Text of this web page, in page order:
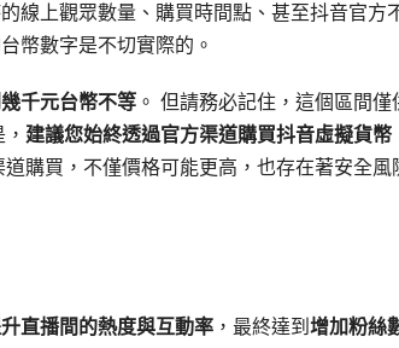
線上觀眾數量、購買時間點、甚至抖音官方
幣數字是不切實際的。
千元台幣不等 。 但請務必記住，這個區間
建議您始終透過官方渠道購買抖音虛擬貨幣
購買，不僅價格可能更高，也存在著安全風
直播間的熱度與互動率 ，最終達到 增加粉絲